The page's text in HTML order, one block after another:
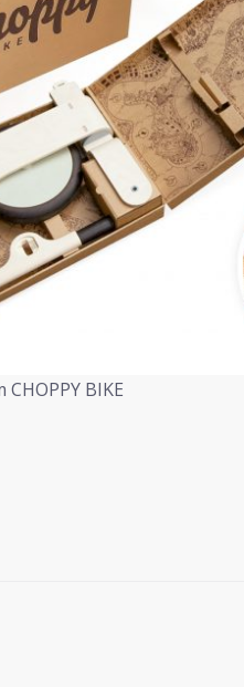
BIKE